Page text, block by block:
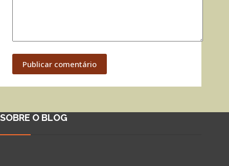
Publicar comentário
SOBRE O BLOG